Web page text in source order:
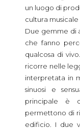
un luogo di
cultura musicale
Due gemme di
che fanno
qualcosa di
ricorre nelle
interpretata in
sinuosi e
principale è
permettono di
edificio. I due